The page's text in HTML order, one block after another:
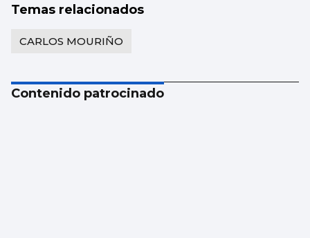
Temas relacionados
CARLOS MOURIÑO
Contenido patrocinado